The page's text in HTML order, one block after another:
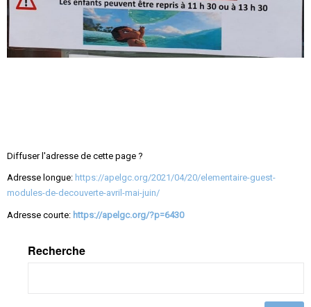
Diffuser l'adresse de cette page ?
Adresse longue: https://apelgc.org/2021/04/20/elementaire-guest-
modules-de-decouverte-avril-mai-juin/
Adresse courte: https://apelgc.org/?p=6430
Recherche